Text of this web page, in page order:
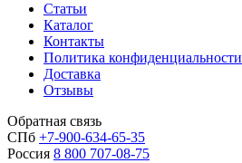
Статьи
Каталог
Контакты
Политика конфиденциальности
Доставка
Отзывы
Обратная связь
СПб +7-900-634-65-35
Россия 8 800 707-08-75